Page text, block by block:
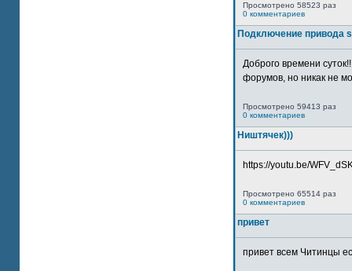
Просмотрено 58523 раз
0 комментариев
Подключение привода
Доброго времени
форумов, но никак не
Просмотрено 59413 раз
0 комментариев
Ништячек)))
https://youtu.be/
Просмотрено 65514 раз
0 комментариев
привет
привет всем Читинцы